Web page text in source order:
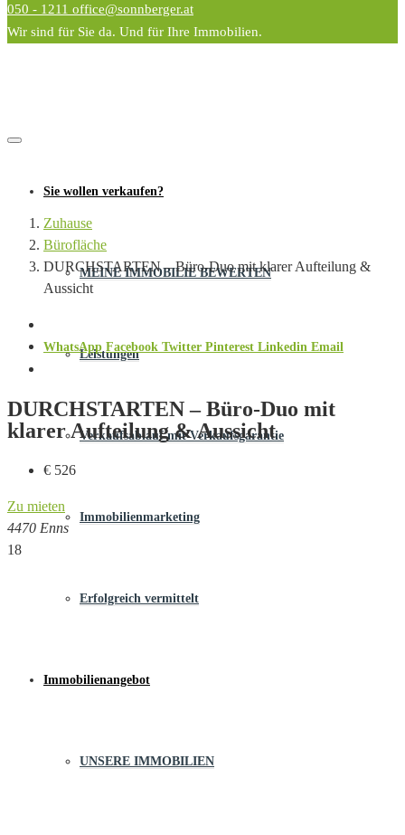
050 - 1211 office@sonnberger.at
Wir sind für Sie da. Und für Ihre Immobilien.
Sie wollen verkaufen?
MEINE IMMOBILIE BEWERTEN
Leistungen
Verkaufsablauf mit Verkaufsgarantie
Immobilienmarketing
Erfolgreich vermittelt
Immobilienangebot
UNSERE IMMOBILIEN
Zuhause
Bürofläche
DURCHSTARTEN – Büro-Duo mit klarer Aufteilung &
Aussicht
WhatsApp Facebook Twitter Pinterest Linkedin Email
DURCHSTARTEN – Büro-Duo mit
klarer Aufteilung & Aussicht
€ 526
Zu mieten
4470 Enns
18